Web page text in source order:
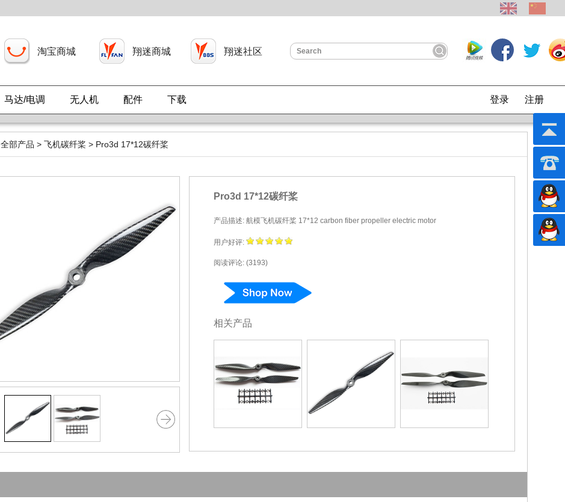
淘宝商城 翔迷商城 翔迷社区
马达/电调 无人机 配件 下载 注册
登录
全部产品 > 飞机碳纤桨 > Pro3d 17*12碳纤桨
Pro3d 17*12碳纤桨
产品描述: 航模飞机碳纤桨 17*12 carbon fiber propeller electric motor
用户好评:
阅读评论: (3193)
相关产品